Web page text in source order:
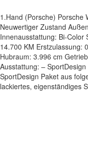
1.Hand (Porsche) Porsche
Neuwertiger Zustand
Innenausstattung: Bi-Color
14.700 KM Erstzulassung:
Hubraum: 3.996 cm
Ausstattung: –
SportDesign Paket aus
lackiertes, eigenständiges